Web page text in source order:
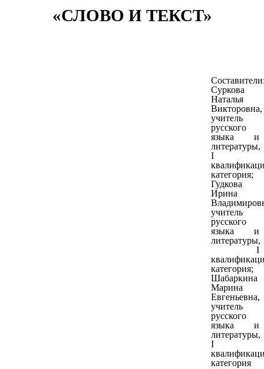
«СЛОВО И ТЕКСТ»
Суркова
Наталья
Викторовна,
учитель
русского
языка и
литературы,
I
категория;
Гудкова
Ирина
учитель
русского
языка и
литературы,
I
категория;
Шабаркина
Марина
Евгеньевна,
учитель
русского
языка и
литературы,
I
категория